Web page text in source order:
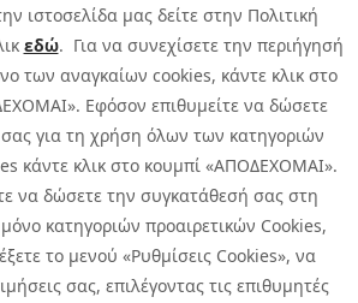
ιστοσελίδα μας δείτε στην Πολιτική
εδώ. Για να συνεχίσετε την περιήγησή
των αναγκαίων cookies, κάντε κλικ στο
Εφόσον επιθυμείτε να δώσετε
για τη χρήση όλων των κατηγοριών
κάντε κλικ στο κουμπί «ΑΠΟΔΕΧΟΜΑΙ».
να δώσετε την συγκατάθεσή σας στη
κατηγοριών προαιρετικών Cookies,
το μενού «Ρυθμίσεις Cookies», να
σας, επιλέγοντας τις επιθυμητές